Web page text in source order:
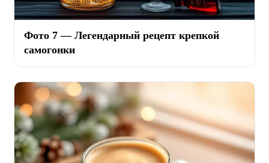
Фото 7 — Легендарный рецепт крепкой
самогонки